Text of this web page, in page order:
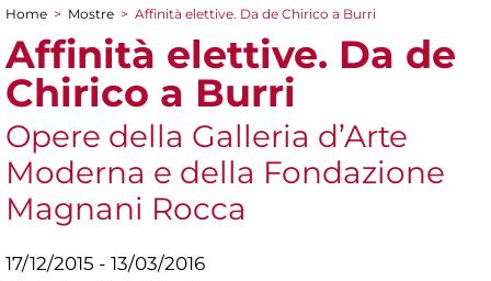
Tu sei qui
Home > Mostre > Affinità elettive. Da de Chirico a Burri
Affinità elettive. Da de
Chirico a Burri
Opere della Galleria d’Arte
Moderna e della Fondazione
Magnani Rocca
17/12/2015 - 13/03/2016